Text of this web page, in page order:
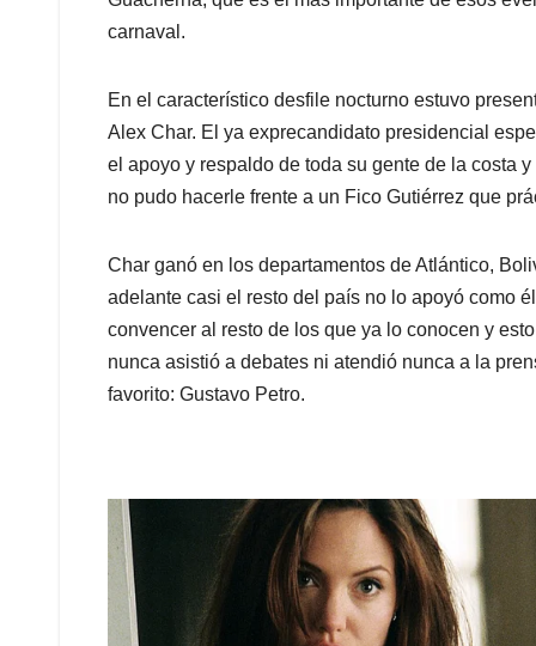
carnaval.
En el característico desfile nocturno estuvo
Alex Char. El ya exprecandidato presidencial
el apoyo y respaldo de toda su gente de la costa
no pudo hacerle frente a un Fico Gutiérrez que
Char ganó en los departamentos de Atlántico,
adelante casi el resto del país no lo apoyó como
convencer al resto de los que ya lo conocen y
nunca asistió a debates ni atendió nunca a la
favorito: Gustavo Petro.